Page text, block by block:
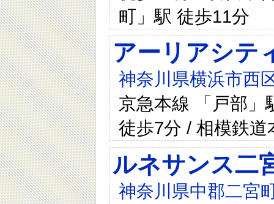
町」駅 徒歩11分
アーリアシテ
神奈川県横浜市西
京急本線 「戸部」
徒歩7分 / 相模鉄
ルネサンス二
神奈川県中郡二宮